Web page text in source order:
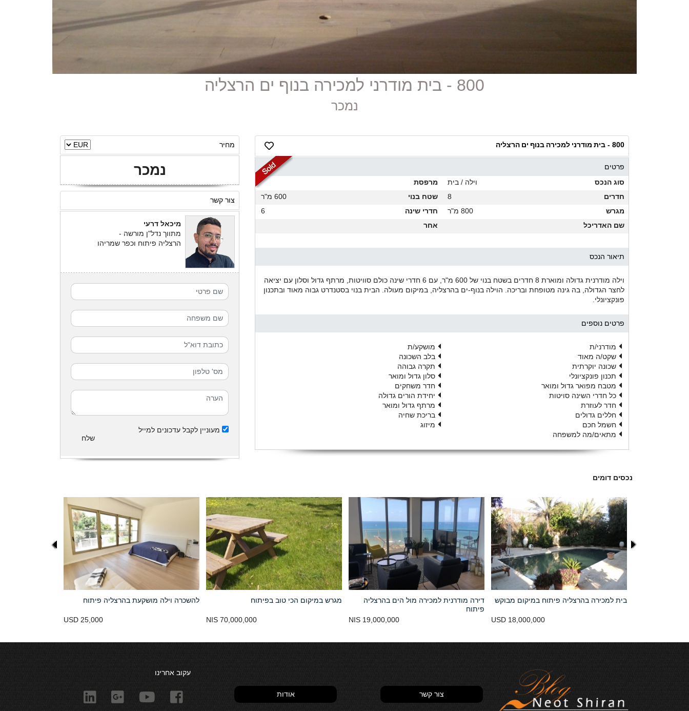
800 - בית מודרני למכירה בנוף ים הרצליה
נמכר
800 - בית מודרני למכירה בנוף ים הרצליה
פרטים
סוג הנכס
וילה / בית
מרפסת
חדרים
8 שטח בנוי
600 מ"ר
מגרש
800 מ"ר חדרי שינה
6
שם האדריכל
אחר
תיאור הנכס
וילה מודרנית גדולה ומוארת 8 חדרים בשטח בנוי של 600 מ"ר, עם 6 חדרי שינה כולם סוויטות, מרתף גדול וסלון עם יציאה
לחצר הגדולה, בה גינה מטופחת ובריכה. הוילה בנוף-ים בהרצליה, במיקום מעולה. הבית בנוי בסטנדרט גבוה מאוד ובתכנון
פונקציונלי.
פרטים נוספים
מודרני/ת
מושקע/ת
שקט/ה מאוד
בלב השכונה
שכונה יוקרתית
תקרה גבוהה
תכנון פונקציונלי
סלון גדול ומואר
מטבח מפואר גדול ומואר
חדר משחקים
כל חדרי השינה סויטות
יחידת הורים גדולה
חדר לעוזרת
מרתף גדול ומואר
חללים גדולים
בריכת שחיה
חשמל חכם
מיזוג
מתאים/מה למשפחה
מחיר
נמכר
צור קשר
מיכאל דרעי
מתווך נדל"ן מורשה -
הרצליה פיתוח וכפר שמריהו
מעוניין לקבל עדכונים למייל
שלח
נכסים דומים
להשכרה וילה מושקעת בהרצליה פיתוח
USD 25,000
מגרש במיקום הכי טוב בפיתוח
70,000,000 NIS
דירה מודרנית למכירה מול הים בהרצליה
פיתוח
19,000,000 NIS
בית למכירה בהרצליה פיתוח במיקום מבוקש
USD 18,000,000
צור קשר אודות
עקוב אחרינו